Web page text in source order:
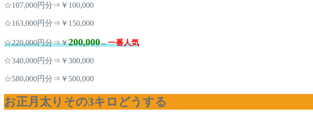
☆107,000円分⇒￥100,000
☆163,000円分⇒￥150,000
☆220,000円分⇒￥200,000←一番人気
☆340,000円分⇒￥300,000
☆580,000円分⇒￥500,000
お正月太りその3キロどうする